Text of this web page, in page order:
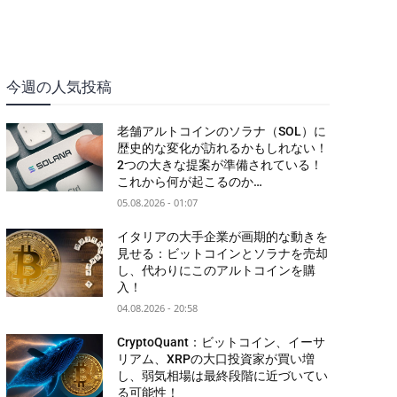
今週の人気投稿
老舗アルトコインのソラナ（SOL）に
歴史的な変化が訪れるかもしれない！
2つの大きな提案が準備されている！
これから何が起こるのか…
05.08.2026 - 01:07
イタリアの大手企業が画期的な動きを
見せる：ビットコインとソラナを売却
し、代わりにこのアルトコインを購
入！
04.08.2026 - 20:58
CryptoQuant：ビットコイン、イーサ
リアム、XRPの大口投資家が買い増
し、弱気相場は最終段階に近づいてい
る可能性！